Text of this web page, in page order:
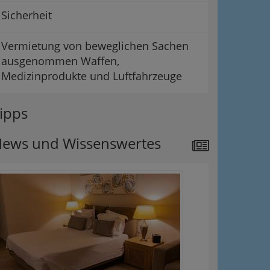
Sicherheit
Vermietung von beweglichen Sachen
ausgenommen Waffen,
Medizinprodukte und Luftfahrzeuge
und Wissenswertes